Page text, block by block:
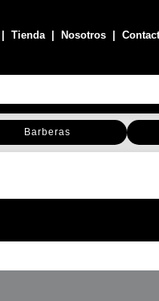
|Tienda| Nosotros |
Barberas